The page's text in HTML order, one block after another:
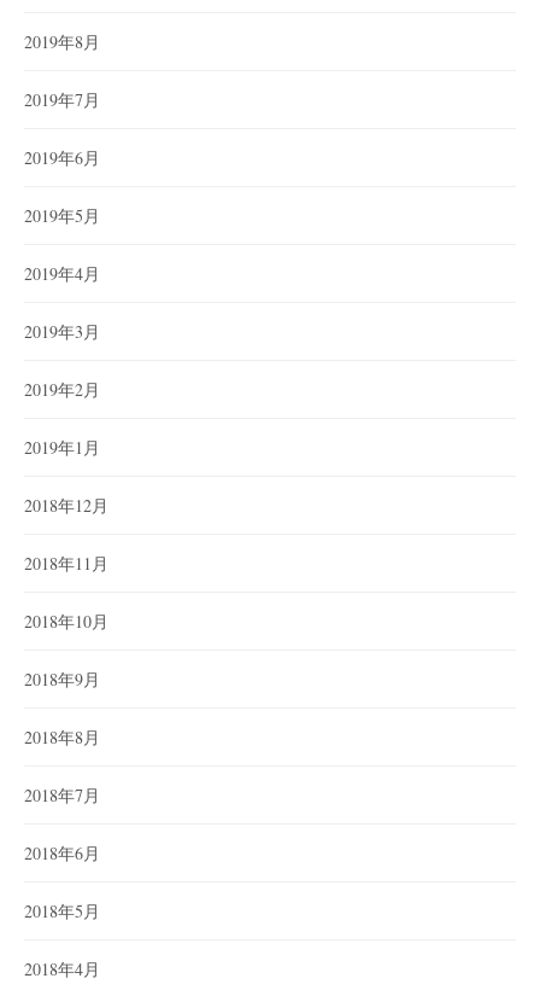
2019年8月
2019年7月
2019年6月
2019年5月
2019年4月
2019年3月
2019年2月
2019年1月
2018年12月
2018年11月
2018年10月
2018年9月
2018年8月
2018年7月
2018年6月
2018年5月
2018年4月